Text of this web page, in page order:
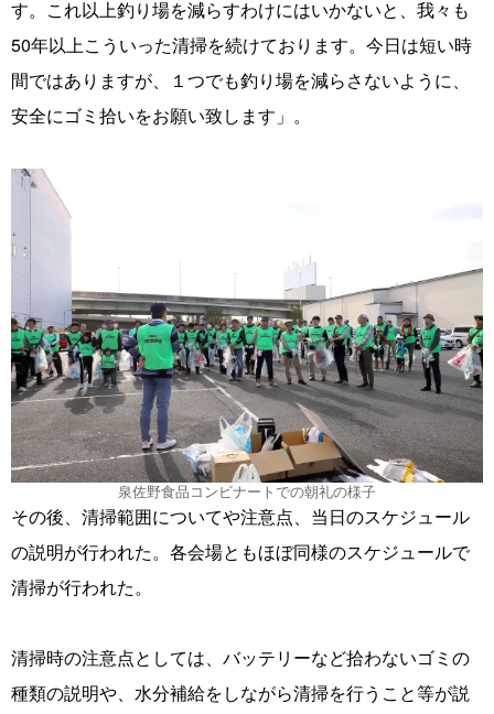
す。これ以上釣り場を減らすわけにはいかないと、我々も
50年以上こういった清掃を続けております。今日は短い時
間ではありますが、１つでも釣り場を減らさないように、
安全にゴミ拾いをお願い致します」。
泉佐野食品コンビナートでの朝礼の様子
その後、清掃範囲についてや注意点、当日のスケジュール
の説明が行われた。各会場ともほぼ同様のスケジュールで
清掃が行われた。
清掃時の注意点としては、バッテリーなど拾わないゴミの
種類の説明や、水分補給をしながら清掃を行うこと等が説